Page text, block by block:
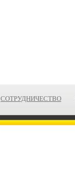
СОТРУДНИЧЕСТВО